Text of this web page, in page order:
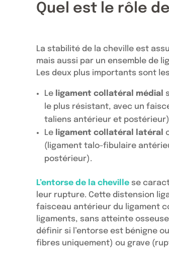
Quel est le rôle
La stabilité de la cheville est
mais aussi par un ensemble de
Les deux plus importants sont
Le ligament collatéral médial
le plus résistant, avec un
taliens antérieur et postérieur)
Le ligament collatéral latéral
(ligament talo-fibulaire
postérieur).
L’entorse de la cheville se
leur rupture. Cette distension
faisceau antérieur du ligament
ligaments, sans atteinte
définir si l’entorse est bénigne
fibres uniquement) ou grave